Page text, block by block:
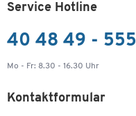
Service Hotline
40 48 49 - 555
Mo - Fr: 8.30 - 16.30 Uhr
Kontaktformular